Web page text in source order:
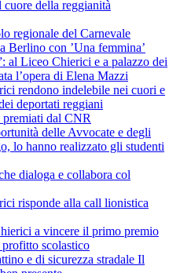
della reggianità
regionale del Carnevale
Berlino con ’Una femmina’
al Liceo Chierici e a palazzo dei
l’opera di Elena Mazzi
rendono indelebile nei cuori e
deportati reggiani
dal CNR
delle Avvocate e degli
lo hanno realizzato gli studenti
dialoga e collabora col
risponde alla call lionistica
a vincere il primo premio
scolastico
e di sicurezza stradale Il